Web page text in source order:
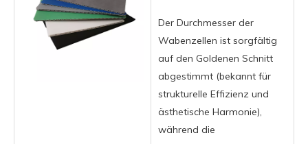
Der Durchmesser der
Wabenzellen ist sorgfältig
auf den Goldenen Schnitt
abgestimmt (bekannt für
strukturelle Effizienz und
ästhetische Harmonie),
während die